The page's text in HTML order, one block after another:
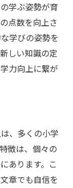
学ぶ姿勢が育
点数を向上さ
学びの姿勢を
しい知識の定
力向上に繋が
、多くの小学
徴は、個々の
あります。こ
章でも自信を